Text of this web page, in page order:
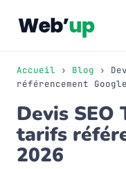
Référencement
SEO local
Consultant SEO
Accueil › Blog ›
référencement
Devis SEO
tarifs
2026